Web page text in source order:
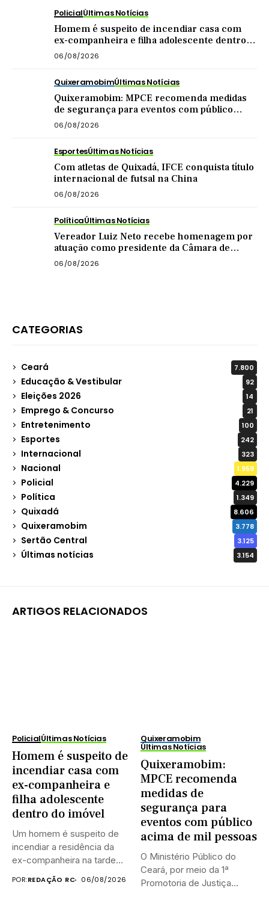
PolicialÚltimas Notícias
Homem é suspeito de incendiar casa com
ex-companheira e filha adolescente dentro
do imóvel
06/08/2026
QuixeramobimÚltimas Notícias
Quixeramobim: MPCE recomenda medidas
de segurança para eventos com público
acima de mil pessoas
06/08/2026
EsportesÚltimas Notícias
Com atletas de Quixadá, IFCE conquista título
internacional de futsal na China
06/08/2026
PolíticaÚltimas Notícias
Vereador Luiz Neto recebe homenagem por
atuação como presidente da Câmara de
Quixadá
06/08/2026
CATEGORIAS
Ceará 7.800
Educação & Vestibular 92
Eleições 2026 14
Emprego & Concurso 21
Entretenimento 100
Esportes 242
Internacional 323
Nacional 1.959
Policial 4.229
Política 1.349
Quixadá 8.606
Quixeramobim 3.778
Sertão Central 3.125
Últimas notícias 3.154
ARTIGOS RELACIONADOS
PolicialÚltimas Notícias
Homem é suspeito de
incendiar casa com
ex-companheira e
filha adolescente
dentro do imóvel
Um homem é suspeito de
incendiar a residência da
ex-companheira na tarde...
POR:REDAÇÃO RC 06/08/2026
Quixeramobim
Últimas Notícias
Quixeramobim:
MPCE recomenda
medidas de
segurança para
eventos com público
acima de mil pessoas
O Ministério Público do
Ceará, por meio da 1ª
Promotoria de Justiça...